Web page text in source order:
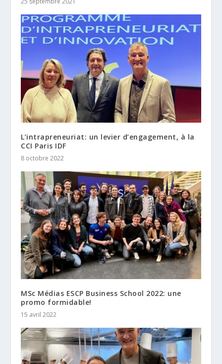
L’intrapreneuriat: un levier d’engagement, à la
CCI Paris IDF
8 octobre 2022
MSc Médias ESCP Business School 2022: une
promo formidable!
15 avril 2022